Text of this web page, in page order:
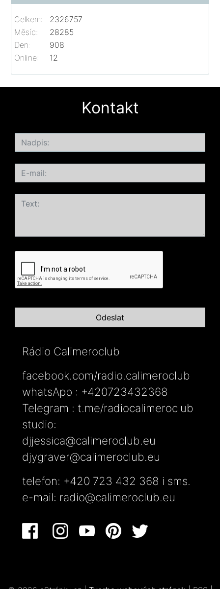
Online: 12
Celkem:
2326757
Měsíc:
28285
Den:
908
Kontakt
Rádio Calimeroclub
facebook.com/radio.calimeroclub
whatsApp : +420723432368
Telegram : t.me/radiocalimeroclub
studio:
djjessica@calimeroclub.eu
djygraver@calimeroclub.eu
telefon: +420 723 432 368 i sms.
e-mail: radio@calimeroclub.eu